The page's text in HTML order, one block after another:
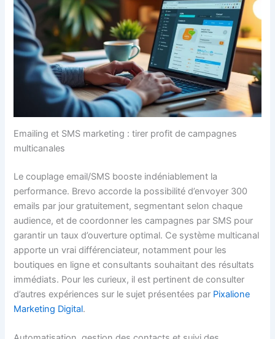
Emailing et SMS marketing : tirer profit de campagnes
multicanales
Le couplage email/SMS booste indéniablement la
performance. Brevo accorde la possibilité d’envoyer 300
emails par jour gratuitement, segmentant selon chaque
audience, et de coordonner les campagnes par SMS pour
garantir un taux d’ouverture optimal. Ce système multicanal
apporte un vrai différenciateur, notamment pour les
boutiques en ligne et consultants souhaitant des résultats
immédiats. Pour les curieux, il est pertinent de consulter
d’autres expériences sur le sujet présentées par Pixalione
Marketing Digital.